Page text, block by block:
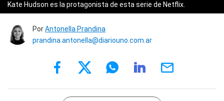
Kate Hudson es la protagonista de esta serie de Netflix.
PorAntonella Prandina
prandina.antonella@diariouno.com.ar